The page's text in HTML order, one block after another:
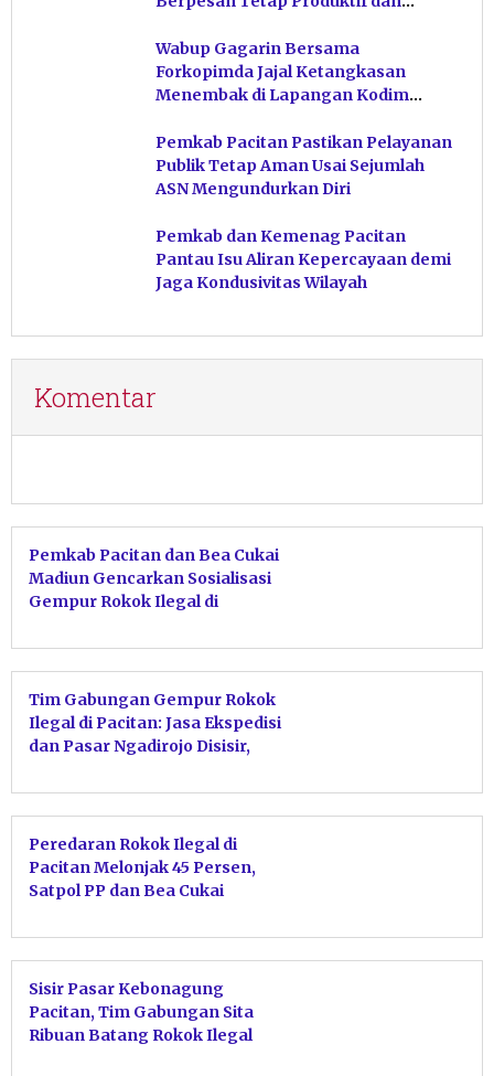
Wabup Gagarin Bersama
Forkopimda Jajal Ketangkasan
Menembak di Lapangan Kodim
Pemkab Pacitan Pastikan Pelayanan
Publik Tetap Aman Usai Sejumlah
ASN Mengundurkan Diri
Pemkab dan Kemenag Pacitan
Pantau Isu Aliran Kepercayaan demi
Jaga Kondusivitas Wilayah
Komentar
Pemkab Pacitan dan Bea Cukai
Madiun Gencarkan Sosialisasi
Gempur Rokok Ilegal di
Tim Gabungan Gempur Rokok
Ilegal di Pacitan: Jasa Ekspedisi
dan Pasar Ngadirojo Disisir,
Peredaran Rokok Ilegal di
Pacitan Melonjak 45 Persen,
Satpol PP dan Bea Cukai
Hukum
Sisir Pasar Kebonagung
Pacitan, Tim Gabungan Sita
Ribuan Batang Rokok Ilegal